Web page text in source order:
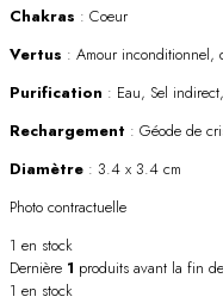
Chakras : Coeur
Vertus : Amour inconditionnel,
Purification : Eau, Sel
Rechargement : Géode de
Diamètre : 3.4 x 3.4 cm
Photo contractuelle
1 en stock
Dernière 1 produits avant la fin
1 en stock